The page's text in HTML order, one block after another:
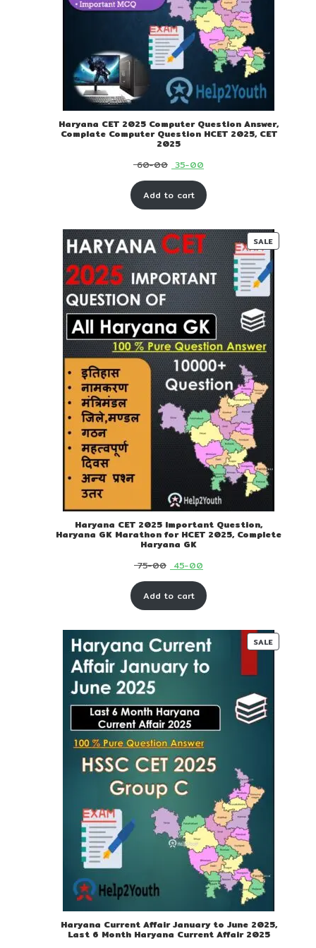
Haryana CET 2025 Computer Question Answer,
Complate Computer Question HCET 2025, CET
2025
60-00 Original
price
was:
00.
35-00Current
price
is:
00.
Add to cart
SALE
ON
Haryana CET 2025 Important Question,
Haryana GK Marathon for HCET 2025, Complete
Haryana GK
75-00 Original
price
was:
45-00Current
price
is:
00.
Add to cart
SALE
Haryana Current Affair January to June 2025,
Last 6 Month Haryana Current Affair 2025